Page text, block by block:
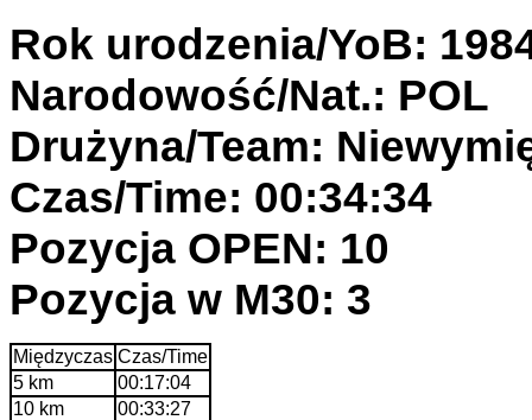
Rok urodzenia/YoB:
Narodowość/Nat.: POL
Drużyna/Team:
Czas/Time: 00:34:34
Pozycja OPEN: 10
Pozycja w M30: 3
Międzyczas Czas/Time
5 km
00:17:04
10 km
00:33:27